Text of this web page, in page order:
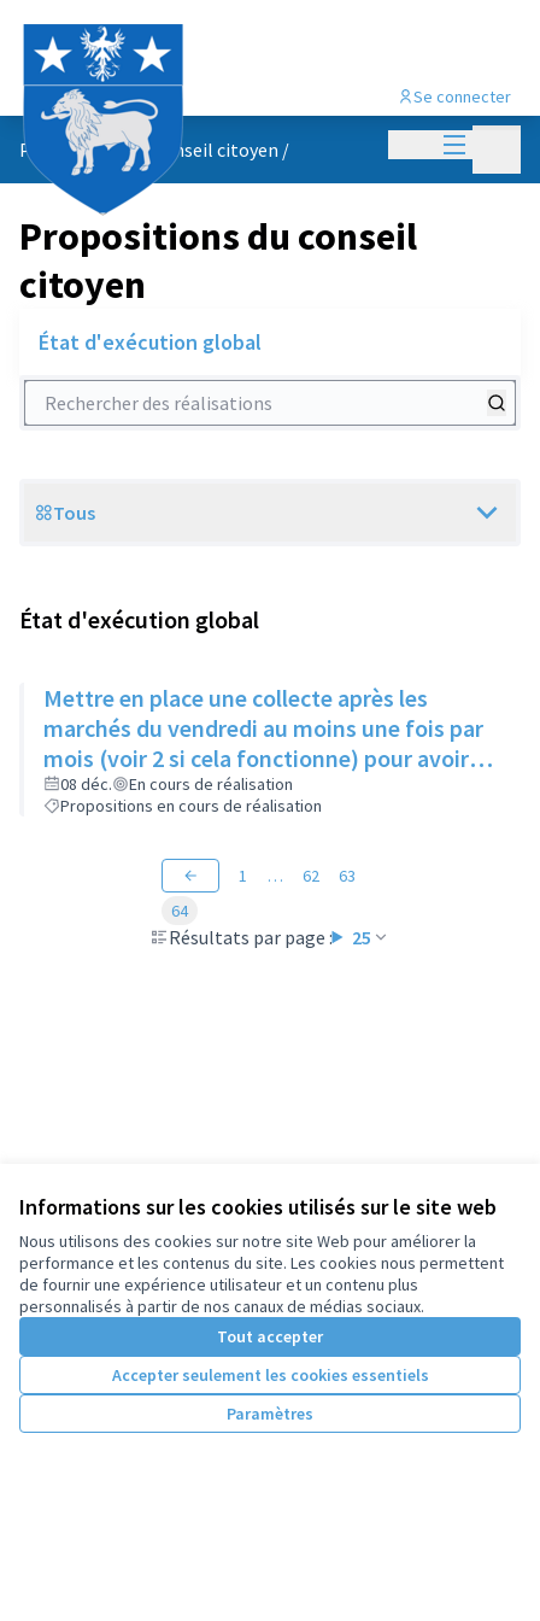
Informations sur les cookies utilisés sur le site web
Nous utilisons des cookies sur notre site Web pour améliorer la
performance et les contenus du site. Les cookies nous permettent
de fournir une expérience utilisateur et un contenu plus
personnalisés à partir de nos canaux de médias sociaux.
Tout accepter
Accepter seulement les cookies essentiels
Paramètres
Menu
Se connecter
Propositions du conseil citoyen /
Propositions du conseil
citoyen
État d'exécution global
Rechercher des réalisations
Scope
Tous
État d'exécution global
Mettre en place une collecte après les
marchés du vendredi au moins une fois par
mois (voir 2 si cela fonctionne) pour avoir
des produits frais pour l'Epice'Rill
08 déc.
En cours de réalisation
Propositions en cours de réalisation
Résultats par page : 25
1 … 62
63
64